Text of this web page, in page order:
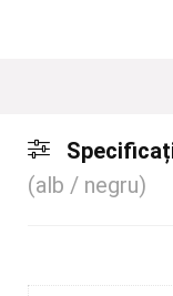
(alb / negru)